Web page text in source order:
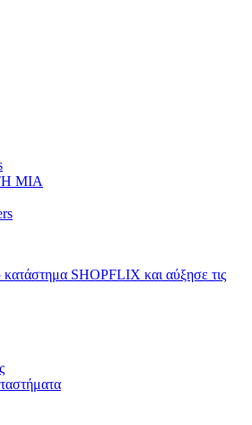
ΜΙΑ
κατάστημα SHOPFLIX και αύξησε τις